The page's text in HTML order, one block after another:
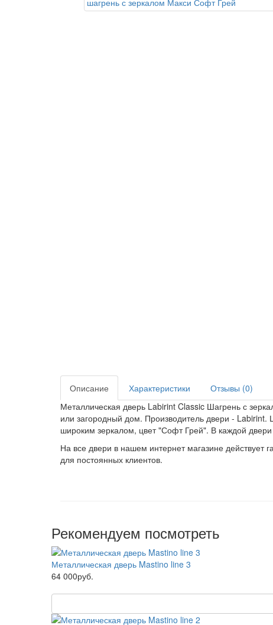
Описание Характеристики
Отзывы (0)
Металлическая дверь Labirint Classic Шагрень с
или загородный дом. Производитель двери -
широким зеркалом, цвет "Софт Грей". В каждой двери
На все двери в нашем интернет магазине действует
для постоянных клиентов.
Рекомендуем посмотреть
Металлическая дверь Mastino line 3
64 000руб.